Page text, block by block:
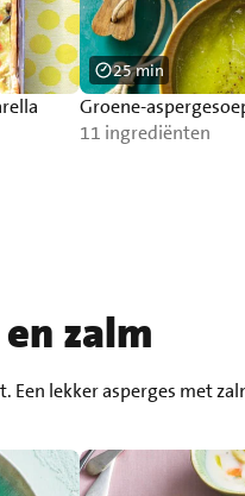
Groene-
11 ingrediënten
25 min
zalm
Een lekker asperges met